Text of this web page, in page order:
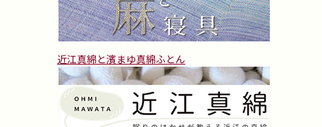
近江真綿と濱まゆ真綿ふとん